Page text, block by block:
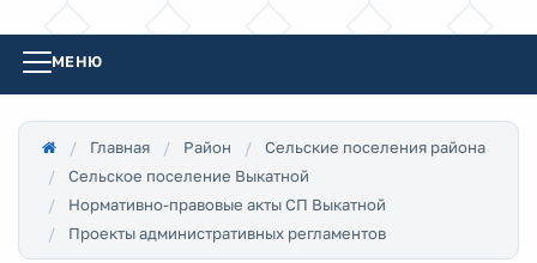
МЕНЮ
Главная Район
Сельские поселения района
Сельское поселение Выкатной
Нормативно-правовые акты СП Выкатной
Проекты административных регламентов